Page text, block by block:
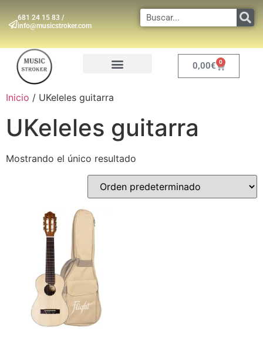
681 24 15 83 /
info@musicstroker.com
0,00€ 0
Inicio / UKeleles guitarra
UKeleles guitarra
Mostrando el único resultado